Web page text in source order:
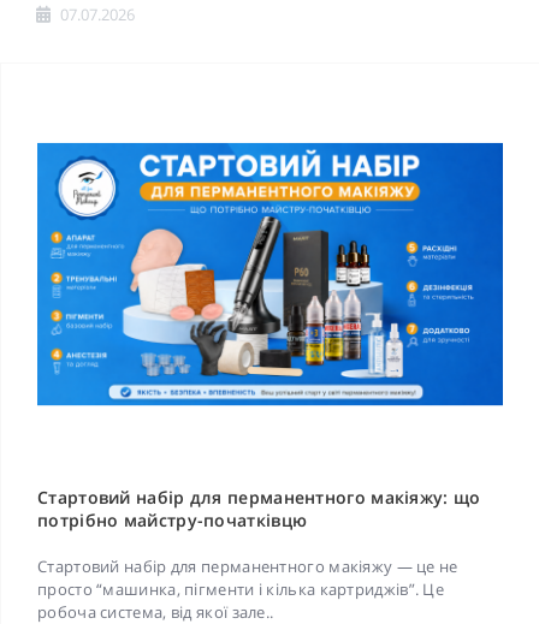
07.07.2026
Стартовий набір для перманентного макіяжу: що
потрібно майстру-початківцю
Стартовий набір для перманентного макіяжу — це не
просто “машинка, пігменти і кілька картриджів”. Це
робоча система, від якої зале..